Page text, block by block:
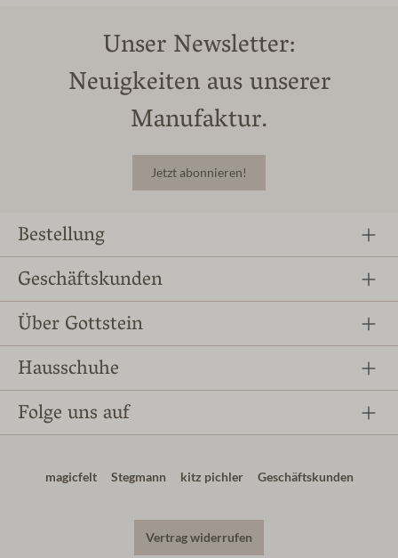
Unser Newsletter:
Neuigkeiten aus unserer
Manufaktur.
Jetzt abonnieren!
Bestellung
Geschäftskunden
Über Gottstein
Hausschuhe
Folge uns auf
magicfelt Stegmann kitz pichler Geschäftskunden
Vertrag widerrufen